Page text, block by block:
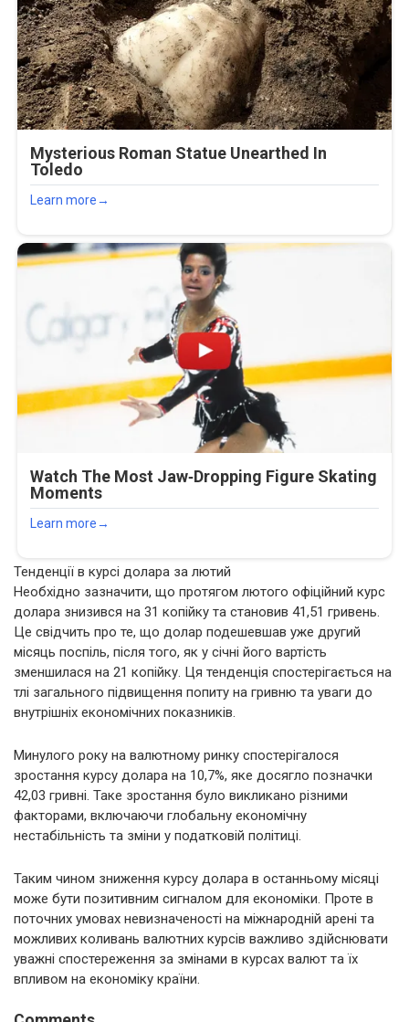
Тенденції в курсі долара за лютий
Необхідно зазначити, що протягом лютого офіційний курс
долара знизився на 31 копійку та становив 41,51 гривень.
Це свідчить про те, що долар подешевшав уже другий
місяць поспіль, після того, як у січні його вартість
зменшилася на 21 копійку. Ця тенденція спостерігається на
тлі загального підвищення попиту на гривню та уваги до
внутрішніх економічних показників.
Минулого року на валютному ринку спостерігалося
зростання курсу долара на 10,7%, яке досягло позначки
42,03 гривні. Таке зростання було викликано різними
факторами, включаючи глобальну економічну
нестабільність та зміни у податковій політиці.
Таким чином зниження курсу долара в останньому місяці
може бути позитивним сигналом для економіки. Проте в
поточних умовах невизначеності на міжнародній арені та
можливих коливань валютних курсів важливо здійснювати
уважні спостереження за змінами в курсах валют та їх
впливом на економіку країни.